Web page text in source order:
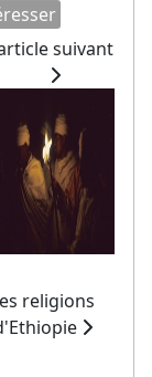
suivant
religions